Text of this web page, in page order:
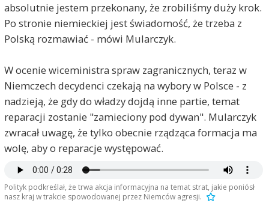
absolutnie jestem przekonany, że zrobiliśmy duży krok.
Po stronie niemieckiej jest świadomość, że trzeba z
Polską rozmawiać - mówi Mularczyk.
W ocenie wiceministra spraw zagranicznych, teraz w
Niemczech decydenci czekają na wybory w Polsce - z
nadzieją, że gdy do władzy dojdą inne partie, temat
reparacji zostanie "zamieciony pod dywan". Mularczyk
zwracał uwagę, że tylko obecnie rządząca formacja ma
wolę, aby o reparacje występować.
Polityk podkreślał, że trwa akcja informacyjna na temat strat, jakie poniósł
nasz kraj w trakcie spowodowanej przez Niemców agresji.